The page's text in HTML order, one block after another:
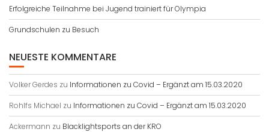
Erfolgreiche Teilnahme bei Jugend trainiert für Olympia
Grundschulen zu Besuch
NEUESTE KOMMENTARE
Volker Gerdes zu Informationen zu Covid – Ergänzt am 15.03.2020
Rohlfs Michael zu Informationen zu Covid – Ergänzt am 15.03.2020
Ackermann zu Blacklightsports an der KRO